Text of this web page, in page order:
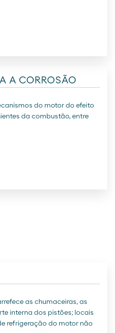
A CORROSÃO
do motor do efeito
da combustão, entre
as chumaceiras, as
interna dos pistões; locais
refrigeração do motor não